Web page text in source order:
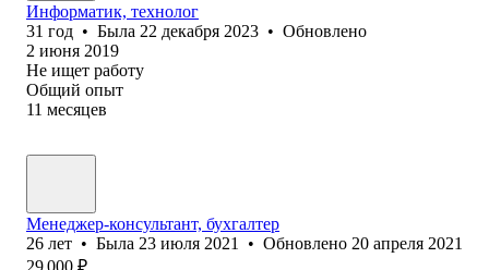
Информатик, технолог
31 год • Была 22 декабря 2023 • Обновлено
2 июня 2019
Не ищет работу
Общий опыт
11 месяцев
Менеджер-консультант, бухгалтер
26 лет • Была 23 июля 2021 • Обновлено 20 апреля 2021
29 000 ₽